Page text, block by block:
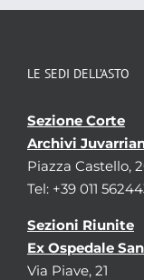
LE SEDI DELL’ASTO
Sezione Corte
Archivi
Piazza Castello,
Tel: +39 011
Sezioni Riunite
Ex Ospedale
Via Piave, 21